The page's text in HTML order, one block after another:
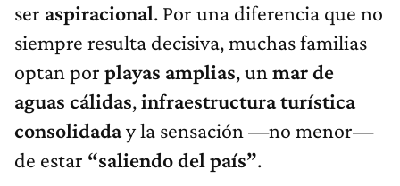
ser aspiracional. Por una diferencia que no
siempre resulta decisiva, muchas familias
optan por playas amplias, un mar de
aguas cálidas,infraestructura turística
consolidaday la sensación —no menor—
de estar “saliendo del país”.